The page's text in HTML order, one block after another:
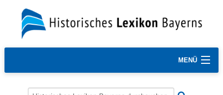
MENÜ